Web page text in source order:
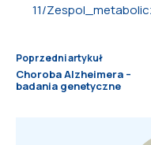
11/
Poprzedni artykuł
Choroba Alzheimera –
badania genetyczne